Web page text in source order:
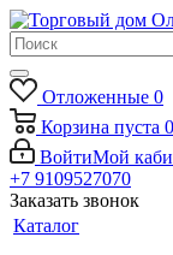
Отложенные 0
Корзина пуста 0
ВойтиМой
+7 9109527070
Заказать звонок
Каталог